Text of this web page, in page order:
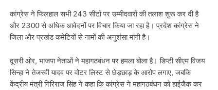
कांग्रेस ने फिलहाल सभी 243 सीटों पर उम्मीदवारों की तलाश शुरू कर दी है
और 2300 से अधिक आवेदनों पर विचार किया जा रहा है। प्रदेश कांग्रेस ने
जिला और प्रखंड कमेटियों से नामों की अनुशंसा मांगी है।
दूसरी ओर, भाजपा नेताओं ने महागठबंधन पर हमला बोला है। डिप्टी सीएम विजय
सिन्हा ने तेजस्वी यादव पर वोटर लिस्ट से छेड़छाड़ के आरोप लगाए, जबकि
केंद्रीय मंत्री गिरिराज सिंह ने कहा कि कांग्रेस ने महागठबंधन को हाईजैक कर